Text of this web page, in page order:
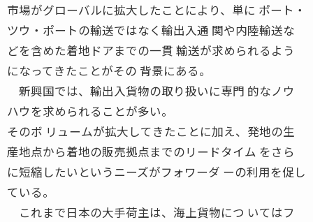
市場がグローバルに拡大したことにより、単に ポート・
ツウ・ポートの輸送ではなく輸出入通 関や内陸輸送な
どを含めた着地ドアまでの一貫 輸送が求められるよう
になってきたことがその 背景にある。
新興国では、輸出入貨物の取り扱いに専門 的なノウ
ハウを求められることが多い。
そのボ リュームが拡大してきたことに加え、発地の生
産地点から着地の販売拠点までのリードタイム をさら
に短縮したいというニーズがフォワーダ ーの利用を促し
ている。
これまで日本の大手荷主は、海上貨物につ いてはフ